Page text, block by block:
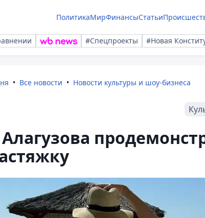
ПолитикаМирФинансыСтатьи
#Спецпроекты #Новая
Все новости Новости культуры и шоу-бизнеса